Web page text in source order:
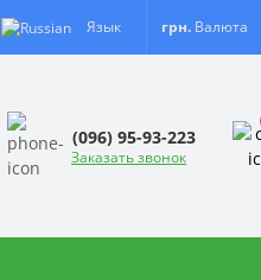
Язык грн. Валюта
(096) 95-93-223
Заказать звонок